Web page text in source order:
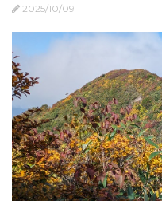
2025/10/09